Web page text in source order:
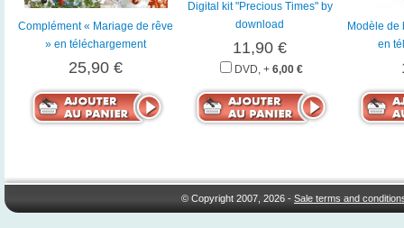
Complément « Mariage de rêve
» en téléchargement
25,90 €
Digital kit "Precious Times" by
download
11,90 €
DVD, + 6,00 €
Modèle de
en
© Copyright 2007, 2026 -Sale terms and